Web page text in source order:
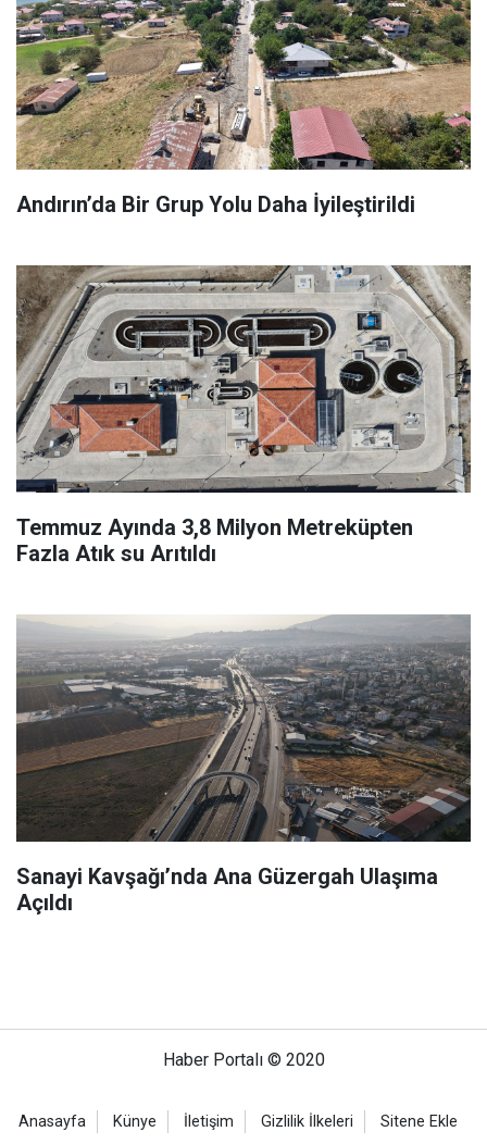
Andırın’da Bir Grup Yolu Daha İyileştirildi
Temmuz Ayında 3,8 Milyon Metreküpten
Fazla Atık su Arıtıldı
Sanayi Kavşağı’nda Ana Güzergah Ulaşıma
Açıldı
Haber Portalı © 2020
Anasayfa Künye İletişim Gizlilik İlkeleri Sitene Ekle